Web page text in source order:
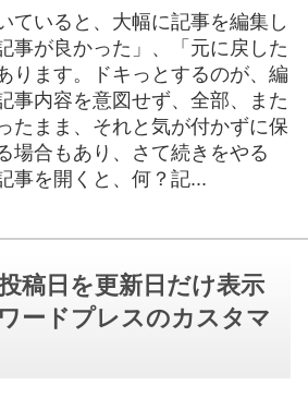
ていると、大幅に記事を編集し
事が良かった」、「元に戻した
ります。ドキっとするのが、編
事内容を意図せず、全部、また
たまま、それと気が付かずに保
場合もあり、さて続きをやる
事を開くと、何？記...
稿日を更新日だけ表示
ードプレスのカスタマ